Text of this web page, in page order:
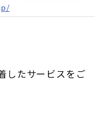
したサービスをご